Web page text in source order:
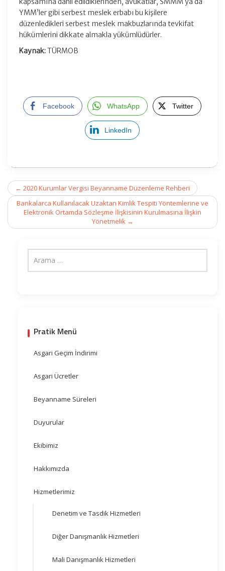
YMM’ler gibi serbest meslek erbabı bu kişilere
düzenledikleri serbest meslek makbuzlarında tevkifat
hükümlerini dikkate almakla yükümlüdürler.
Kaynak:TÜRMOB
Facebook WhatsApp Twitter
LinkedIn
Post
navigation
← 2020 Kurumlar Vergisi Beyanname Düzenleme Rehberi
Bankalarca Kullanılacak Uzaktan Kimlik Tespiti Yöntemlerine ve
Elektronik Ortamda Sözleşme İlişkisinin Kurulmasına İlişkin
Yönetmelik →
Pratik Menü
Asgari Geçim İndirimi
Asgari Ücretler
Beyanname Süreleri
Duyurular
Ekibimiz
Hakkımızda
Hizmetlerimiz
Denetim ve Tasdik Hizmetleri
Diğer Danışmanlık Hizmetleri
Mali Danışmanlık Hizmetleri